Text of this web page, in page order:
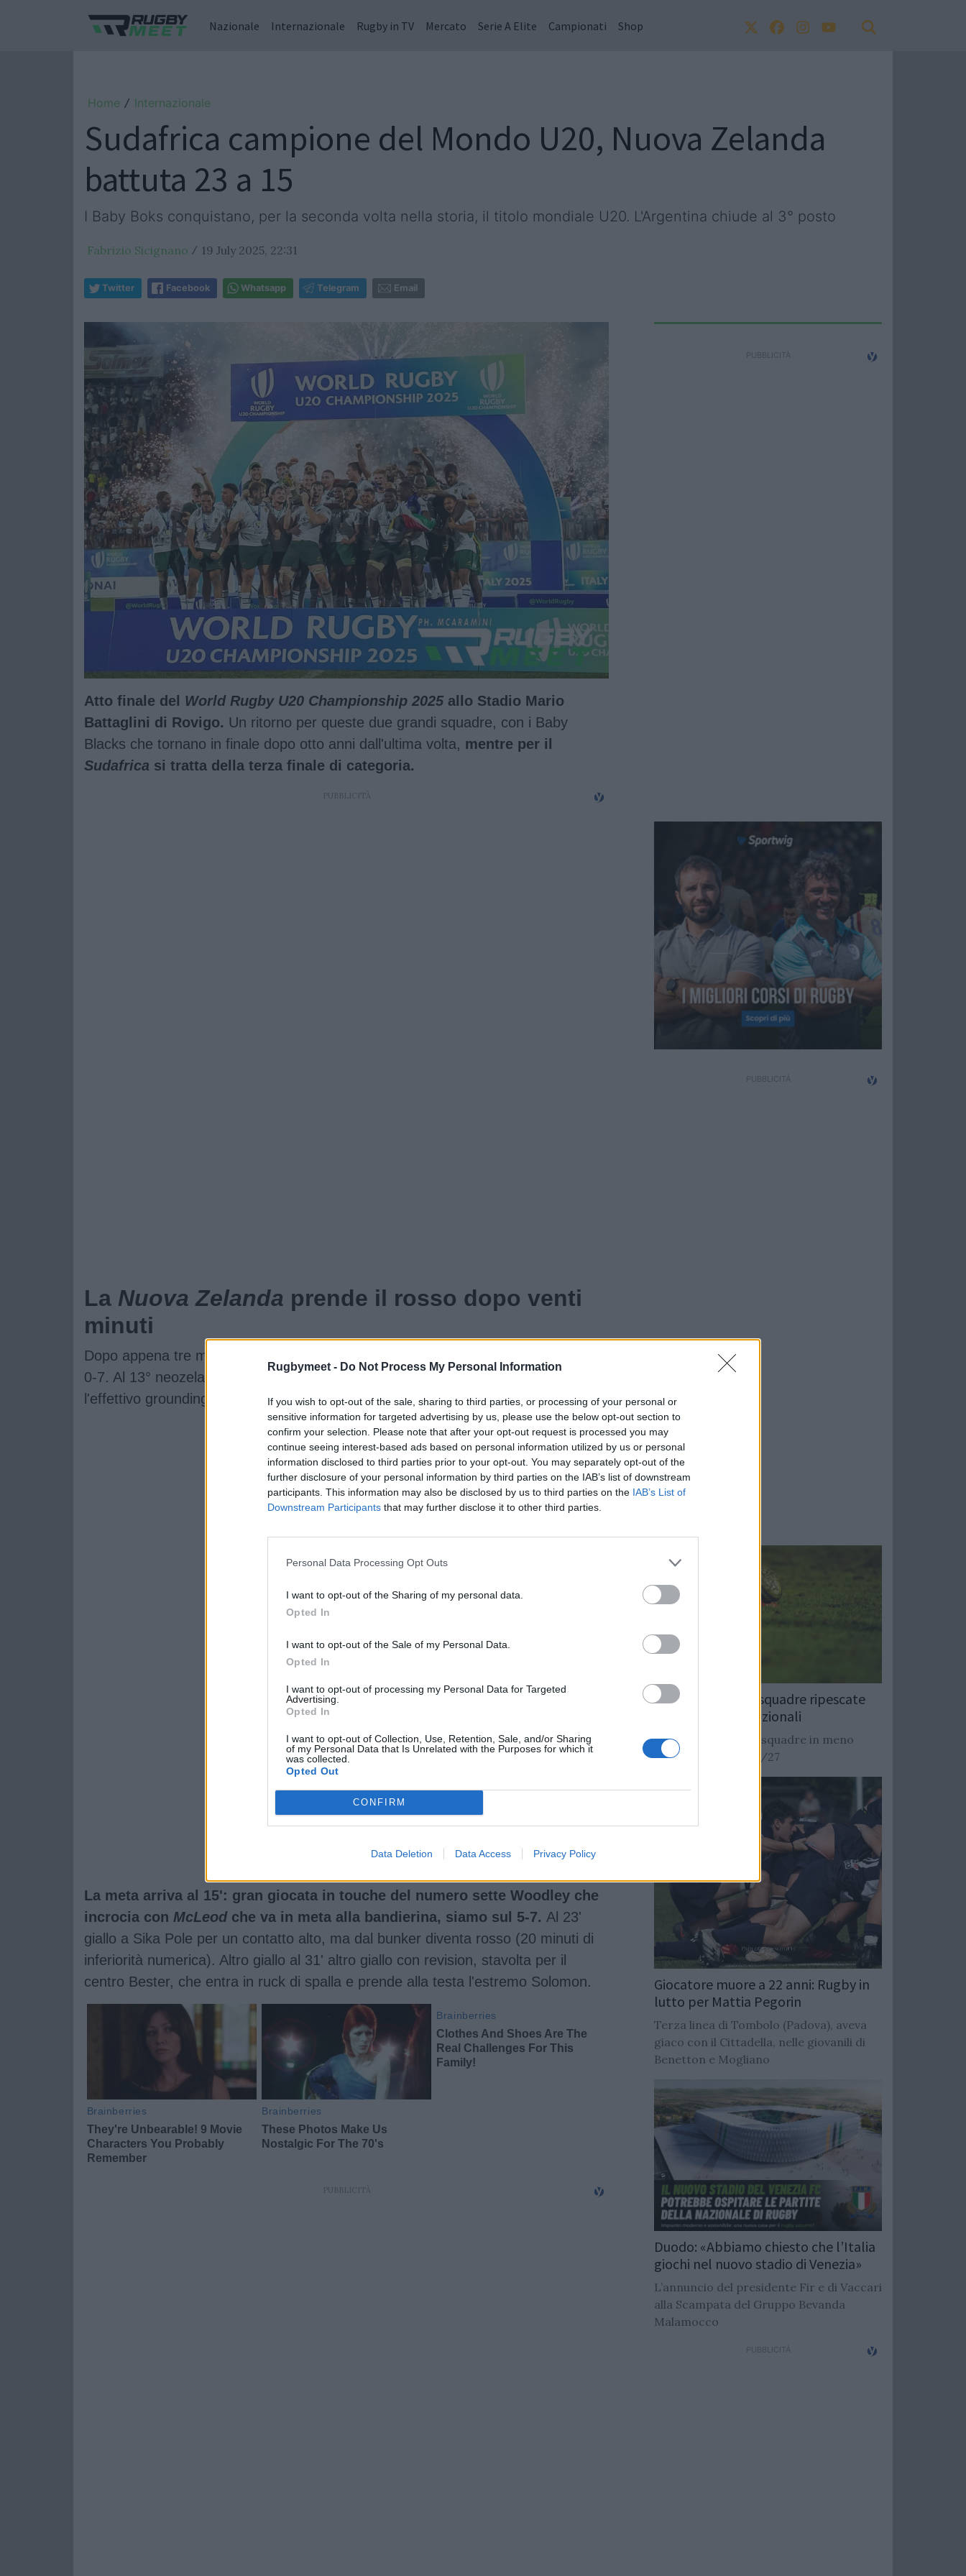
Rugbymeet - Do Not Process My Personal Information
If you wish to opt-out of the sale, sharing to third parties, or processing of your personal or
sensitive information for targeted advertising by us, please use the below opt-out section to
confirm your selection. Please note that after your opt-out request is processed you may
continue seeing interest-based ads based on personal information utilized by us or personal
information disclosed to third parties prior to your opt-out. You may separately opt-out of the
further disclosure of your personal information by third parties on the IAB’s list of downstream
participants. This information may also be disclosed by us to third parties on the IAB’s List of
Downstream Participants that may further disclose it to other third parties.
Personal Data Processing Opt Outs
I want to opt-out of the Sharing of my personal data.
Opted In
I want to opt-out of the Sale of my Personal Data.
Opted In
I want to opt-out of processing my Personal Data for Targeted
Advertising.
Opted In
I want to opt-out of Collection, Use, Retention, Sale, and/or Sharing
of my Personal Data that Is Unrelated with the Purposes for which it
was collected.
Opted Out
CONFIRM
Data Deletion Data Access Privacy Policy
Nazionale Internazionale Rugby in TV Mercato Serie A Elite Campionati Shop
Home / Internazionale
Sudafrica campione del Mondo U20, Nuova Zelanda
battuta 23 a 15
I Baby Boks conquistano, per la seconda volta nella storia, il titolo mondiale U20. L'Argentina chiude al 3° posto
Fabrizio Sicignano / 19 July 2025, 22:31
Twitter Facebook Whatsapp Telegram Email
Atto finale del World Rugby U20 Championship 2025 allo Stadio Mario
Battaglini di Rovigo. Un ritorno per queste due grandi squadre, con i Baby
Blacks che tornano in finale dopo otto anni dall'ultima volta, mentre per il
Sudafrica si tratta della terza finale di categoria.
La Nuova Zelanda prende il rosso dopo venti
minuti
Dopo appena tre minuti sono i sudafricani ad aprire i giochi con la meta di Nyali:
0-7. Al 13° neozelandesi che vanno in meta alla bandierina, ma il TMO non vede
l'effettivo grounding e annulla tutto.
La meta arriva al 15': gran giocata in touche del numero sette Woodley che
incrocia con McLeod che va in meta alla bandierina, siamo sul 5-7. Al 23'
giallo a Sika Pole per un contatto alto, ma dal bunker diventa rosso (20 minuti di
inferiorità numerica). Altro giallo al 31' altro giallo con revision, stavolta per il
centro Bester, che entra in ruck di spalla e prende alla testa l'estremo Solomon.
Rugby: Record di squadre ripescate
nei campionati nazionali
Si stimano oltre 20 squadre in meno
dalla stagione 2026/27
Giocatore muore a 22 anni: Rugby in
lutto per Mattia Pegorin
Terza linea di Tombolo (Padova), aveva
giaco con il Cittadella, nelle giovanili di
Benetton e Mogliano
Duodo: «Abbiamo chiesto che l’Italia
giochi nel nuovo stadio di Venezia»
L’annuncio del presidente Fir e di Vaccari
alla Scampata del Gruppo Bevanda
Malamocco